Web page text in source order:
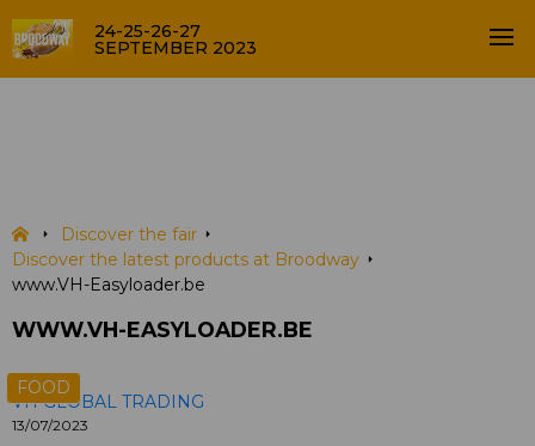
24-25-26-27
SEPTEMBER 2023
Discover the fair
Discover the latest products at Broodway
www.VH-Easyloader.be
WWW.VH-EASYLOADER.BE
FOOD
VH GLOBAL TRADING
13/07/2023